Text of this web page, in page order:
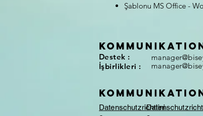
Şablonu MS Office -
Destek :
İşbirlikleri :
Datenschutzrichtlini